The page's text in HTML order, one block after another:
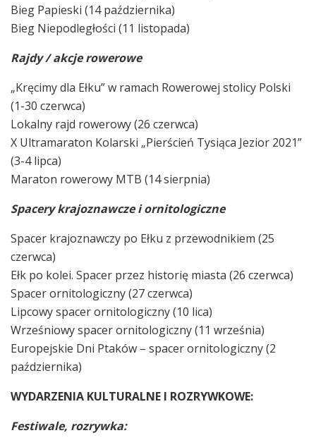
Bieg Papieski (14 października)
Bieg Niepodległości (11 listopada)
Rajdy / akcje rowerowe
„Kręcimy dla Ełku” w ramach Rowerowej stolicy Polski
(1-30 czerwca)
Lokalny rajd rowerowy (26 czerwca)
X Ultramaraton Kolarski „Pierścień Tysiąca Jezior 2021”
(3-4 lipca)
Maraton rowerowy MTB (14 sierpnia)
Spacery krajoznawcze i ornitologiczne
Spacer krajoznawczy po Ełku z przewodnikiem (25
czerwca)
Ełk po kolei. Spacer przez historię miasta (26 czerwca)
Spacer ornitologiczny (27 czerwca)
Lipcowy spacer ornitologiczny (10 lica)
Wrześniowy spacer ornitologiczny (11 września)
Europejskie Dni Ptaków – spacer ornitologiczny (2
października)
WYDARZENIA KULTURALNE I ROZRYWKOWE:
Festiwale, rozrywka: